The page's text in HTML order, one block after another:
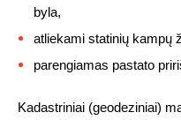
byla,
atliekami statinių kampų
parengiamas pastato
Kadastriniai (geodeziniai)